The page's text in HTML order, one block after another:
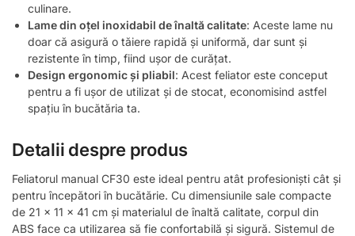
culinare.
Lame din oțel inoxidabil de înaltă calitate: Aceste lame nu
doar că asigură o tăiere rapidă și uniformă, dar sunt și
rezistente în timp, fiind ușor de curățat.
Design ergonomic și pliabil: Acest feliator este conceput
pentru a fi ușor de utilizat și de stocat, economisind astfel
spațiu în bucătăria ta.
Detalii despre produs
Feliatorul manual CF30 este ideal pentru atât profesioniști cât și
pentru începători în bucătărie. Cu dimensiunile sale compacte
de 21 x 11 x 41 cm și materialul de înaltă calitate, corpul din
ABS face ca utilizarea să fie confortabilă și sigură. Sistemul de